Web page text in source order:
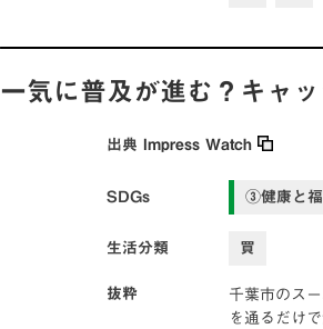
一気に普及が進む？キャ
出典 Impress Watch
SDGs ③健康と
生活分類 買
抜粋
千葉市のス
を通るだけ